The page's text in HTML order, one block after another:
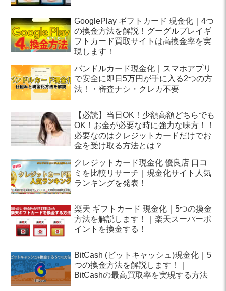
GooglePlay ギフトカード 現金化｜4つ
の換金方法を解説！グーグルプレイギ
フトカード買取サイトは高換金率を実
現します！
バンドルカード現金化｜スマホアプリ
で安全に即日5万円が手に入る2つの方
法！・審査ナシ・クレカ不要
【必読】当日OK！少額高額どちらでも
OK！お金が必要な時に強力な味方！！
必要なのはクレジットカードだけでお
金を受け取る方法とは？
クレジットカード現金化 優良店 口コ
ミを比較リサーチ｜現金化サイト人気
ランキングを発表！
楽天 ギフトカード 現金化｜5つの換金
方法を解説します！｜楽天スーパーポ
イントを換金する！
BitCash (ビットキャッシュ)現金化｜5
つの換金方法を解説します！｜
BitCashの最高買取率を実現する方法